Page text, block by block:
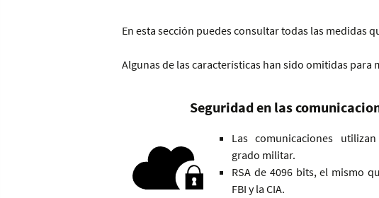
En esta sección puedes consultar todas las medidas
Algunas de las características han sido omitidas para
Seguridad en las
Las comunicaciones
grado militar.
RSA de 4096 bits, el mismo
FBI y la CIA.